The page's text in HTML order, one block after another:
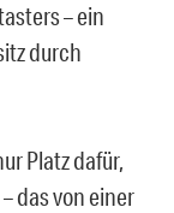
– ein
durch
Platz dafür,
das von einer